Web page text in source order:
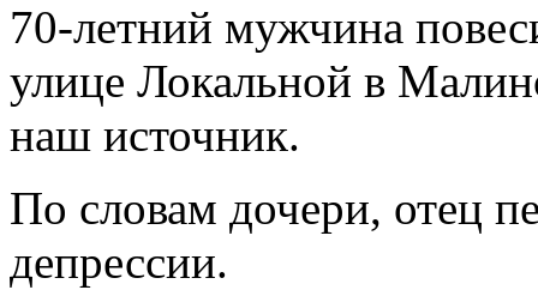
70-летний мужчина
улице Локальной в
наш источник.
По словам дочери, отец
депрессии.